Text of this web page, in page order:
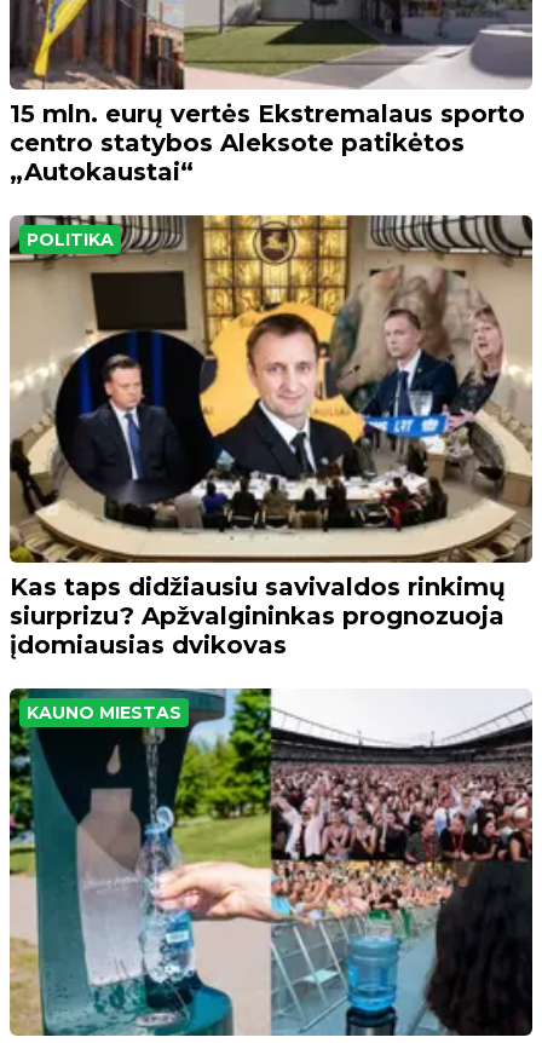
15 mln. eurų vertės Ekstremalaus sporto
centro statybos Aleksote patikėtos
„Autokaustai“
POLITIKA
Kas taps didžiausiu savivaldos rinkimų
siurprizu? Apžvalgininkas prognozuoja
įdomiausias dvikovas
KAUNO MIESTAS